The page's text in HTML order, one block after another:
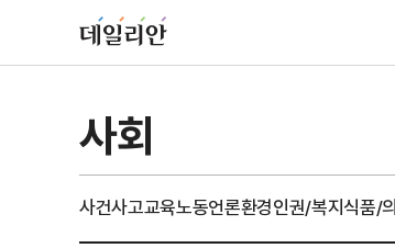
사회
사건사고교육노동언론환경인권/복지식품/